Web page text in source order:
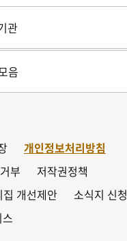
개인정보처리방침
부
저작권정책
집 개선제안
소식지 신청